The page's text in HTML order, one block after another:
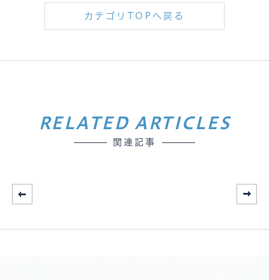
カテゴリTOPへ戻る
RELATED ARTICLES
関連記事